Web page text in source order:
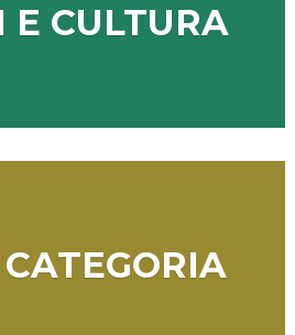
E CULTURA